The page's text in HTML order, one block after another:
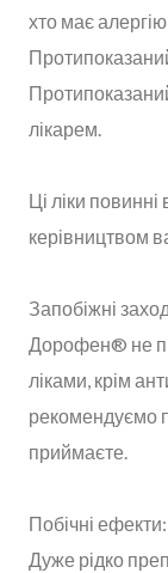
хто має
лікарем.
Ці ліки повинні
керівництвом
Запобіжні
Дорофен® не
ліками, крім
рекомендуємо
приймаєте.
Побічні ефекти:
Дуже рідко